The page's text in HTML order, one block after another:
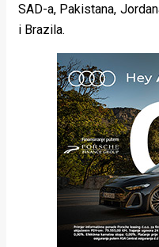
SAD-a, Pakistana,
i Brazila.